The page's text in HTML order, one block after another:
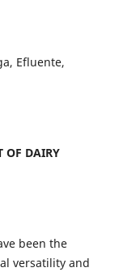
Efluente,
OF DAIRY
been the
versatility and